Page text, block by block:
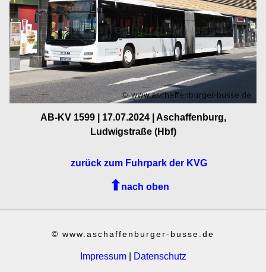
AB-KV 1599 | 17.07.2024 | Aschaffenburg,
Ludwigstraße (Hbf)
zurück zum Fuhrpark der KVG
nach oben
© www.aschaffenburger-busse.de
Impressum| Datenschutz